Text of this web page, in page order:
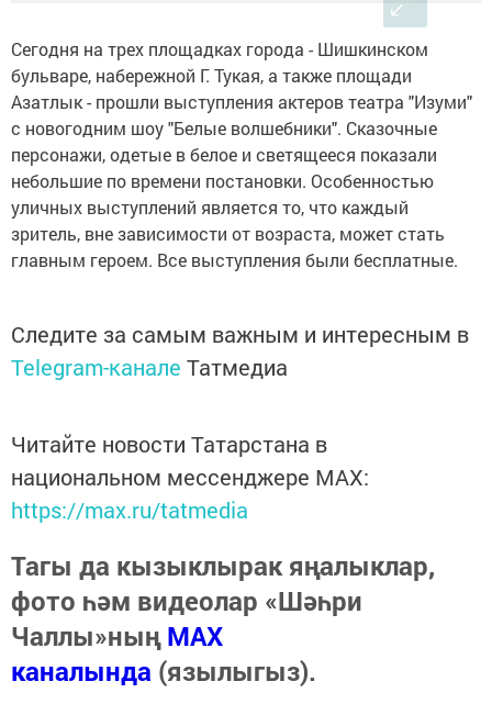
Сегодня на трех площадках города - Шишкинском
бульваре, набережной Г. Тукая, а также площади
Азатлык - прошли выступления актеров театра "Изуми"
с новогодним шоу "Белые волшебники". Сказочные
персонажи, одетые в белое и светящееся показали
небольшие по времени постановки. Особенностью
уличных выступлений является то, что каждый
зритель, вне зависимости от возраста, может стать
главным героем. Все выступления были бесплатные.
Следите за самым важным и интересным в
Telegram-канале Татмедиа
Читайте новости Татарстана в
национальном мессенджере MАХ:
https://max.ru/tatmedia
Тагы да кызыклырак яңалыклар,
фото һәм видеолар «Шәһри
Чаллы»ныңMAX
каналында (язылыгыз).